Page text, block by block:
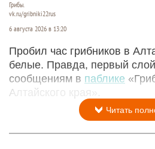
Грибы.
vk.ru/gribniki22rus
6 августа 2026 в 13:20
Пробил час грибников в
белые. Правда, первый
сообщениям в паблике
Алтайского края».
Читать